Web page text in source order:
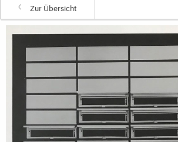
Zur Übersicht